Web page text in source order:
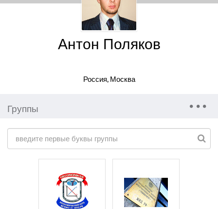
Антон Поляков
Россия, Москва
Группы